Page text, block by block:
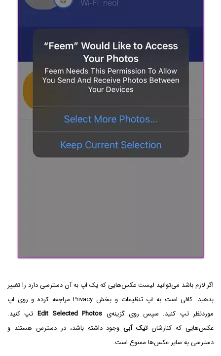
اگر لازم باشد می‌توانید لیست عکس‌هایی که یک اپ به آن دسترسی دارد را تغییر
بدهید. کافی است به اپ تنظیمات و بخش Privacy مراجعه کرده و روی اپ
موردنظر تپ کنید. سپس روی گزینه‌ی Edit Selected Photos تپ کنید.
عکس‌هایی که کنارشانتیک آبیوجود داشته باشد، در دسترس هستند و
دسترسی به سایر عکس‌ها ممنوع است.